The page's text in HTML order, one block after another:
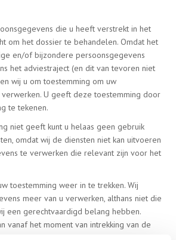
die u heeft verstrekt in het
om het dossier te behandelen. Omdat het
en/of bijzondere persoonsgegevens
het adviestraject (en dit van tevoren niet
wij u om toestemming om uw
U geeft deze toestemming door
te tekenen.
niet geeft kunt u helaas geen gebruik
omdat wij de diensten niet kan uitvoeren
te verwerken die relevant zijn voor het
toestemming weer in te trekken. Wij
meer van u verwerken, althans niet die
een gerechtvaardigd belang hebben.
vanaf het moment van intrekking van de